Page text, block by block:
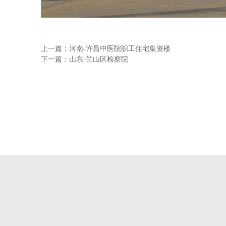
上一篇：河南-许昌中医院职工住宅集资楼
下一篇：山东-兰山区检察院